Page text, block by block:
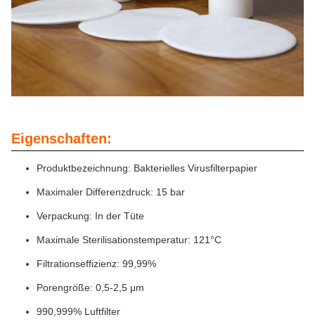
Eigenschaften:
Produktbezeichnung: Bakterielles Virusfilterpapier
Maximaler Differenzdruck: 15 bar
Verpackung: In der Tüte
Maximale Sterilisationstemperatur: 121°C
Filtrationseffizienz: 99,99%
Porengröße: 0,5-2,5 μm
990,999% Luftfilter